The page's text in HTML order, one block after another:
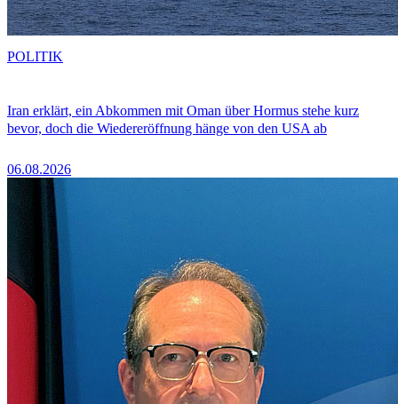
Iran erklärt, ein Abkommen mit Oman über Hormus stehe kurz
bevor, doch die Wiedereröffnung hänge von den USA ab
06.08.2026
POLITIK